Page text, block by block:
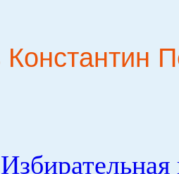
Избирательная